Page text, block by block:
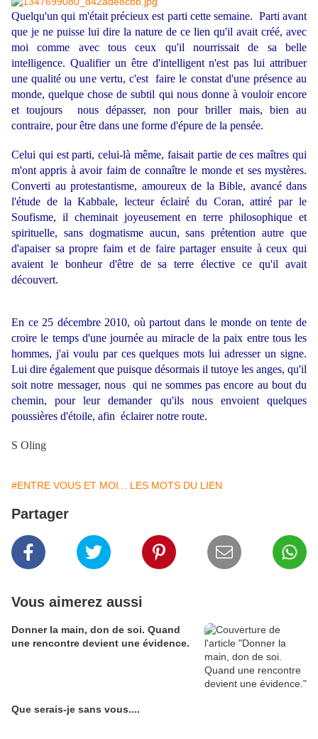
Quelqu'un qui m'était précieux est parti cette semaine. Parti avant
que je ne puisse lui dire la nature de ce lien qu'il avait créé, avec
moi comme avec tous ceux qu'il nourrissait de sa belle
intelligence. Qualifier un être d'intelligent n'est pas lui attribuer
une qualité ou une vertu, c'est faire le constat d'une présence au
monde, quelque chose de subtil qui nous donne à vouloir encore
et toujours nous dépasser, non pour briller mais, bien au
contraire, pour être dans une forme d'épure de la pensée.
Celui qui est parti, celui-là même, faisait partie de ces maîtres qui
m'ont appris à avoir faim de connaître le monde et ses mystères.
Converti au protestantisme, amoureux de la Bible, avancé dans
l'étude de la Kabbale, lecteur éclairé du Coran, attiré par le
Soufisme, il cheminait joyeusement en terre philosophique et
spirituelle, sans dogmatisme aucun, sans prétention autre que
d'apaiser sa propre faim et de faire partager ensuite à ceux qui
avaient le bonheur d'être de sa terre élective ce qu'il avait
découvert.
En ce 25 décembre 2010, où partout dans le monde on tente de
croire le temps d'une journée au miracle de la paix entre tous les
hommes, j'ai voulu par ces quelques mots lui adresser un signe.
Lui dire également que puisque désormais il tutoye les anges, qu'il
soit notre messager, nous qui ne sommes pas encore au bout du
chemin, pour leur demander qu'ils nous envoient quelques
poussières d'étoile, afin éclairer notre route.
S Oling
#ENTRE VOUS ET MOI... LES MOTS DU LIEN
Partager
Vous aimerez aussi
Donner la main, don de soi. Quand
une rencontre devient une évidence.
Que serais-je sans vous....